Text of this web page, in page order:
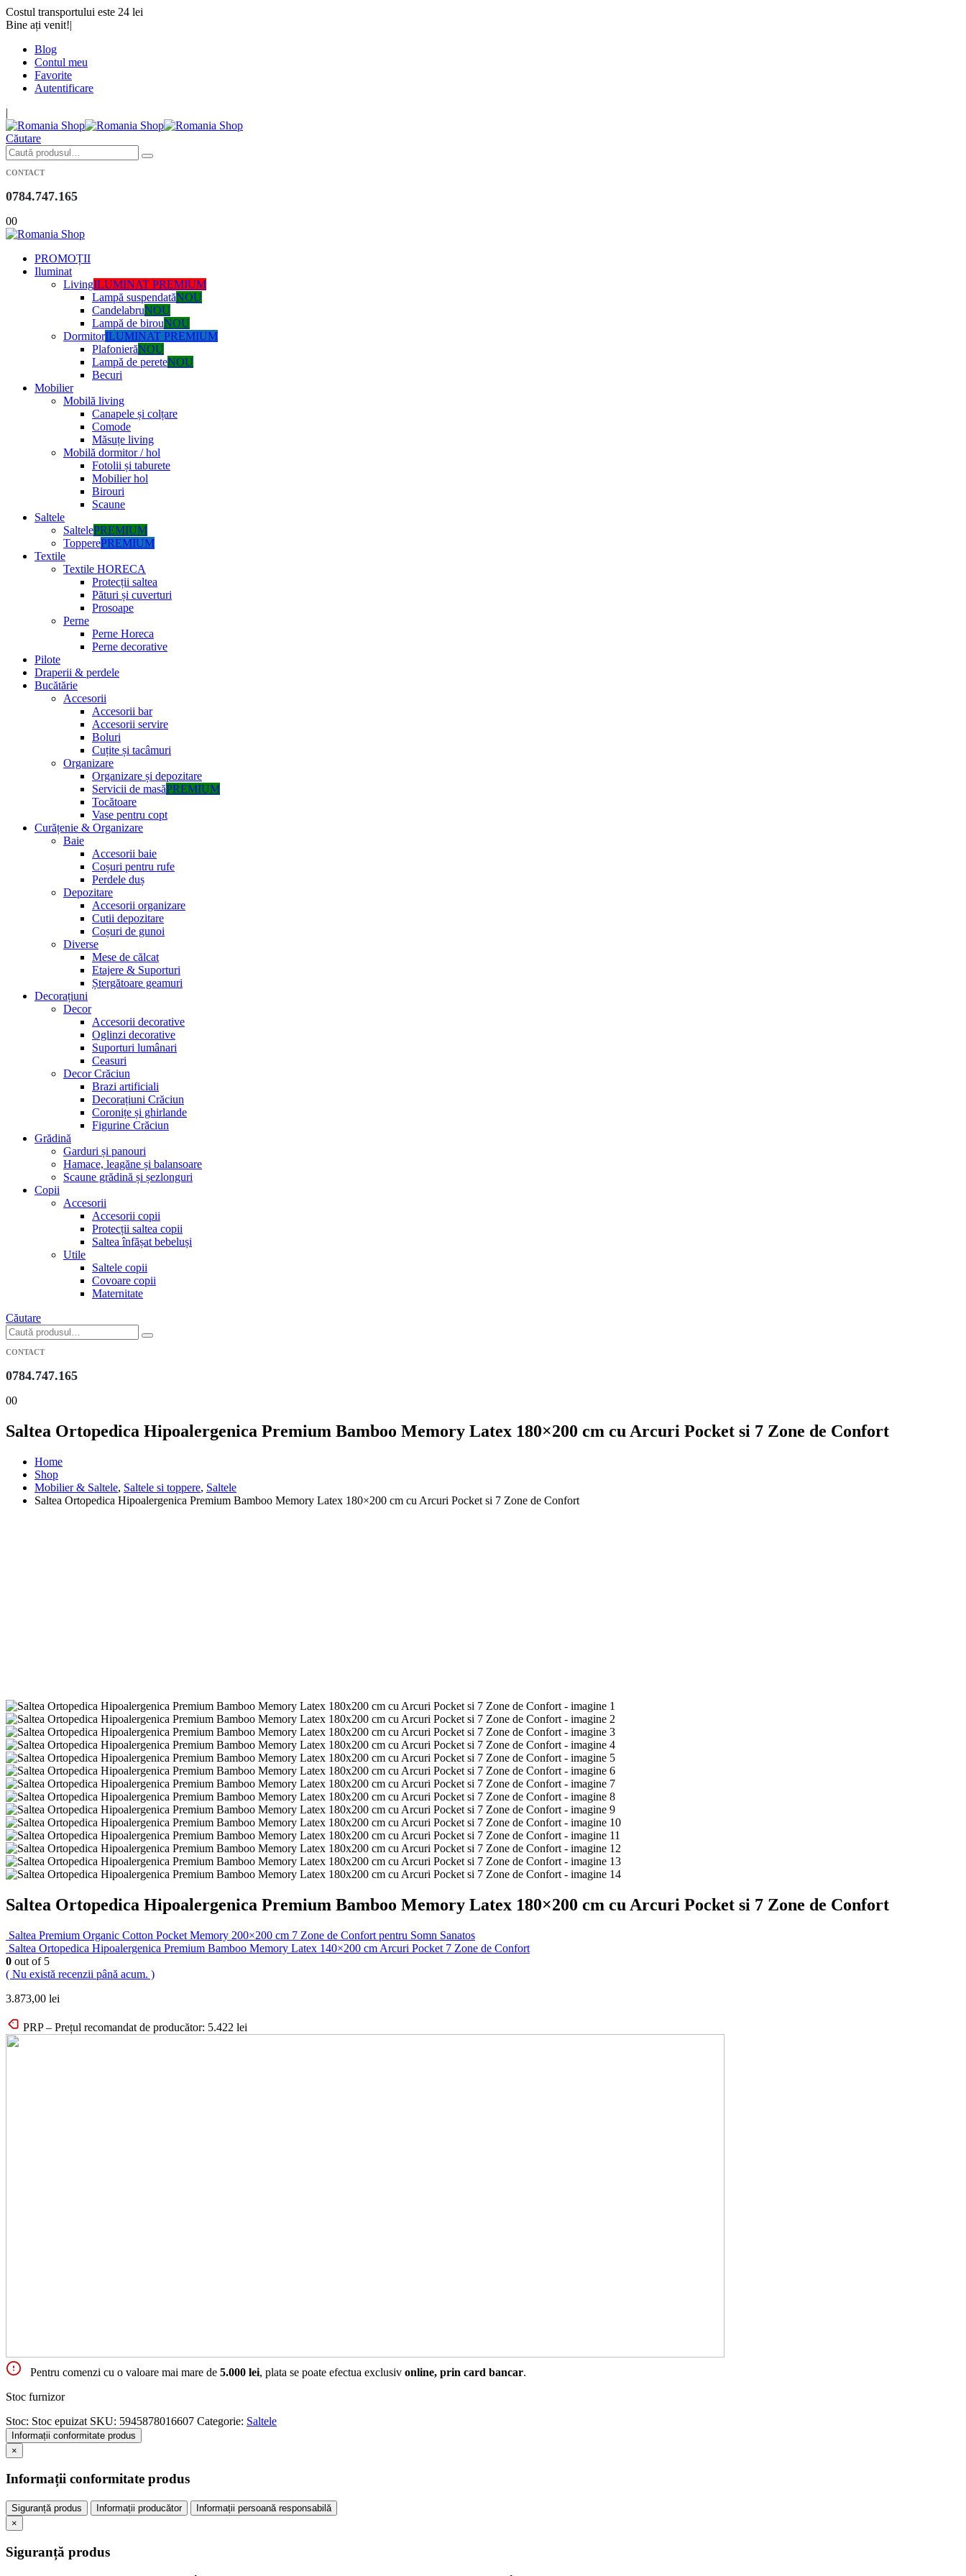
Costul transportului este 24 lei
Bine ați venit!|
Blog
Contul meu
Favorite
Autentificare
|
Căutare
CONTACT
0784.747.165
00
PROMOȚII
Iluminat
LivingILUMINAT PREMIUM
Lampă suspendatăNOU
CandelabruNOU
Lampă de birouNOU
DormitorILUMINAT PREMIUM
PlafonierăNOU
Lampă de pereteNOU
Becuri
Mobilier
Mobilă living
Canapele și colțare
Comode
Măsuțe living
Mobilă dormitor / hol
Fotolii și taburete
Mobilier hol
Birouri
Scaune
Saltele
SaltelePREMIUM
TopperePREMIUM
Textile
Textile HORECA
Protecții saltea
Pături și cuverturi
Prosoape
Perne
Perne Horeca
Perne decorative
Pilote
Draperii & perdele
Bucătărie
Accesorii
Accesorii bar
Accesorii servire
Boluri
Cuțite și tacâmuri
Organizare
Organizare și depozitare
Servicii de masăPREMIUM
Tocătoare
Vase pentru copt
Curățenie & Organizare
Baie
Accesorii baie
Coșuri pentru rufe
Perdele duș
Depozitare
Accesorii organizare
Cutii depozitare
Coșuri de gunoi
Diverse
Mese de călcat
Etajere & Suporturi
Ștergătoare geamuri
Decorațiuni
Decor
Accesorii decorative
Oglinzi decorative
Suporturi lumânari
Ceasuri
Decor Crăciun
Brazi artificiali
Decorațiuni Crăciun
Coronițe și ghirlande
Figurine Crăciun
Grădină
Garduri și panouri
Hamace, leagăne și balansoare
Scaune grădină și șezlonguri
Copii
Accesorii
Accesorii copii
Protecții saltea copii
Saltea înfășat bebeluși
Utile
Saltele copii
Covoare copii
Maternitate
Căutare
CONTACT
0784.747.165
00
Saltea Ortopedica Hipoalergenica Premium Bamboo Memory Latex 180×200 cm cu Arcuri Pocket si 7 Zone de Confort
Home
Shop
Mobilier & Saltele, Saltele si toppere, Saltele
Saltea Ortopedica Hipoalergenica Premium Bamboo Memory Latex 180×200 cm cu Arcuri Pocket si 7 Zone de Confort
Saltea Ortopedica Hipoalergenica Premium Bamboo Memory Latex 180×200 cm cu Arcuri Pocket si 7 Zone de Confort
Saltea Premium Organic Cotton Pocket Memory 200×200 cm 7 Zone de Confort pentru Somn Sanatos
Saltea Ortopedica Hipoalergenica Premium Bamboo Memory Latex 140×200 cm Arcuri Pocket 7 Zone de Confort
0 out of 5
( Nu există recenzii până acum. )
3.873,00 lei
PRP – Prețul recomandat de producător: 5.422 lei
Pentru comenzi cu o valoare mai mare de 5.000 lei, plata se poate efectua exclusiv online, prin card bancar.
Stoc furnizor
Stoc: Stoc epuizat SKU: 5945878016607 Categorie: Saltele
Informații conformitate produs
×
Informații conformitate produs
Siguranță produs Informații producător
Informații persoană responsabilă
×
Siguranță produs